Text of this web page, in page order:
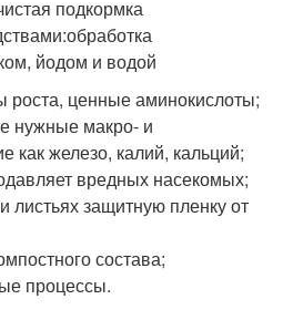
роста, ценные аминокислоты;
нужные макро- и
как железо, калий, кальций;
вредных насекомых;
листьях защитную пленку от
состава;
процессы.